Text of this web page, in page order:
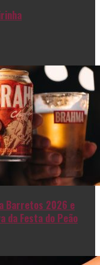
Barretos 2026 e
da Festa do Peão